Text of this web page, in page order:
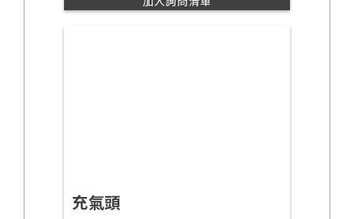
充氣頭